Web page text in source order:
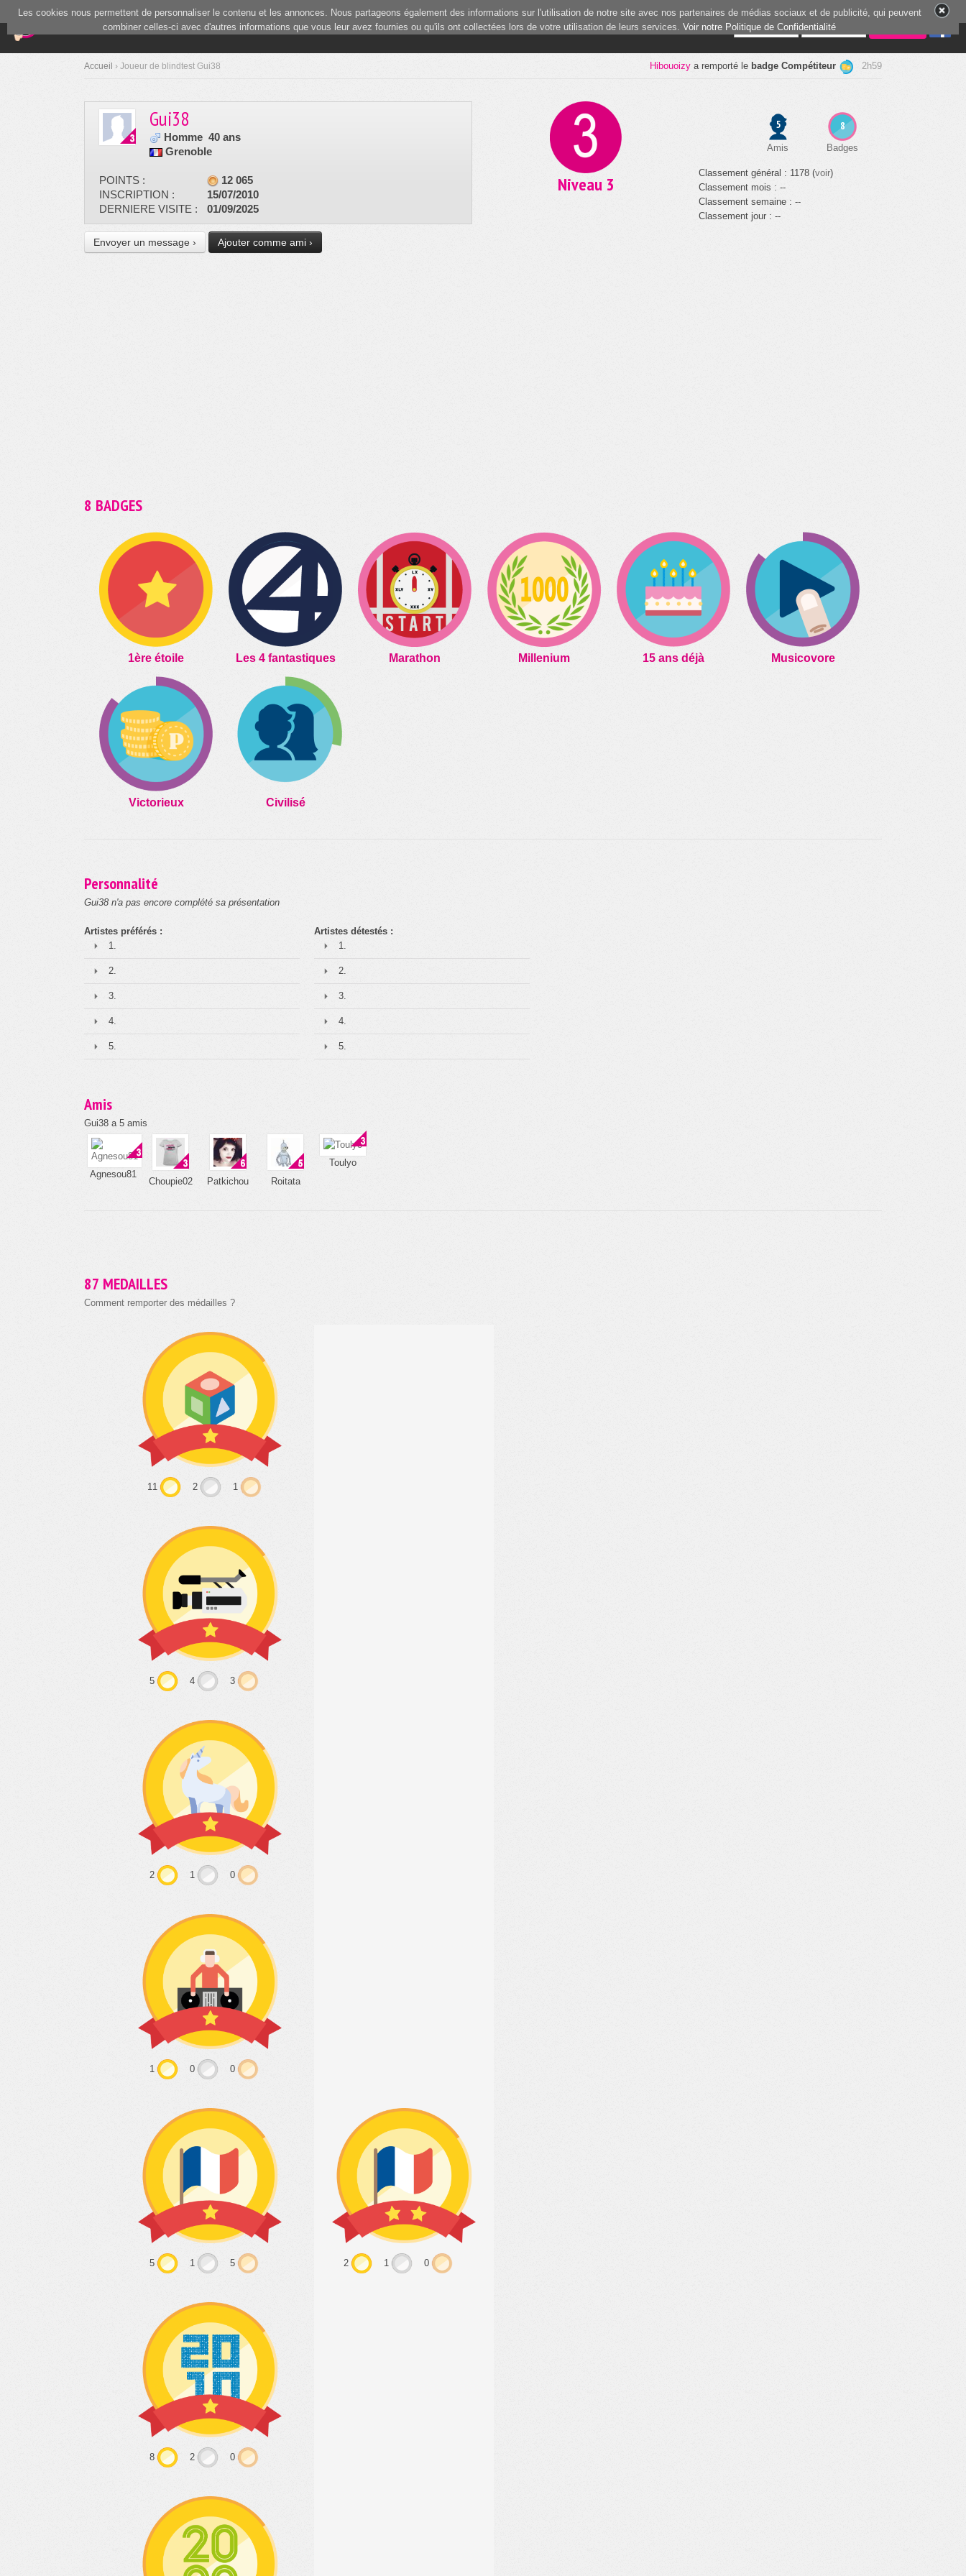
Blind Test(current)
Communauté 3 joueurs en ligne
Mercredi666a remporté lebadge Challenger 0h23
Accueil › Joueur de blindtest Gui38
Gui38
Homme 40 ans
Grenoble
POINTS :
12 065
INSCRIPTION :
15/07/2010
DERNIERE VISITE :
01/09/2025
Envoyer un message › Ajouter comme ami ›
Niveau 3
8
Badges
5
Amis
Classement général : 1178 (voir)
Classement mois : --
Classement semaine : --
Classement jour : --
8 BADGES
1ère étoile Les 4 fantastiques Marathon Millenium 15 ans déjà Musicovore
Victorieux Civilisé
Personnalité
Gui38 n'a pas encore complété sa présentation
Artistes préférés :
1.
2.
3.
4.
5.
Artistes détestés :
1.
2.
3.
4.
5.
Amis
Gui38 a 5 amis
Agnesou81
Choupie02 Patkichou Roitata
Toulyo
87 MEDAILLES
Comment remporter des médailles ?
11 2 1
5 4 3
2 1 0
1 0 0
5 1 5 2 1 0
8 2 0
Les cookies nous permettent de personnaliser le contenu et les annonces. Nous partageons également des informations sur l'utilisation de notre site avec nos partenaires de médias sociaux et de publicité, qui peuvent
combiner celles-ci avec d'autres informations que vous leur avez fournies ou qu'ils ont collectées lors de votre utilisation de leurs services. Voir notre Politique de Confidentialité